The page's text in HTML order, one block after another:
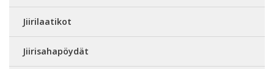
Jiirilaatikot
Jiirisahapöydät